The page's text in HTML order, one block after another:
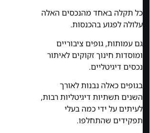
כל תקלה באחד מהנכסים האלה
עלולה לפגוע בהכנסות.
גם עמותות, גופים ציבוריים
ומוסדות חינוך זקוקים לאיתור
נכסים דיגיטליים.
בגופים כאלה נבנות לאורך
השנים תשתיות דיגיטליות רבות,
לעיתים על ידי כמה בעלי
תפקידים שהתחלפו.